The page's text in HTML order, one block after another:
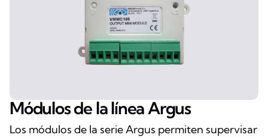
Módulos de la línea Argus
Los módulos de la serie Argus permiten supervisar